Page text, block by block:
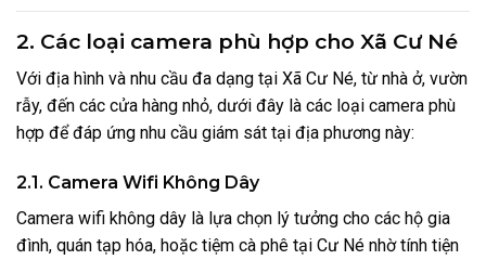
2. Các loại camera phù hợp cho Xã Cư Né
Với địa hình và nhu cầu đa dạng tại Xã Cư Né, từ nhà ở, vườn
rẫy, đến các cửa hàng nhỏ, dưới đây là các loại camera phù
hợp để đáp ứng nhu cầu giám sát tại địa phương này:
2.1. Camera Wifi Không Dây
Camera wifi không dây là lựa chọn lý tưởng cho các hộ gia
đình, quán tạp hóa, hoặc tiệm cà phê tại Cư Né nhờ tính tiện